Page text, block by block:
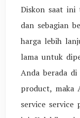
Diskon saat ini
dan sebagian
harga lebih
lama untuk
Anda berada
product, maka
service service